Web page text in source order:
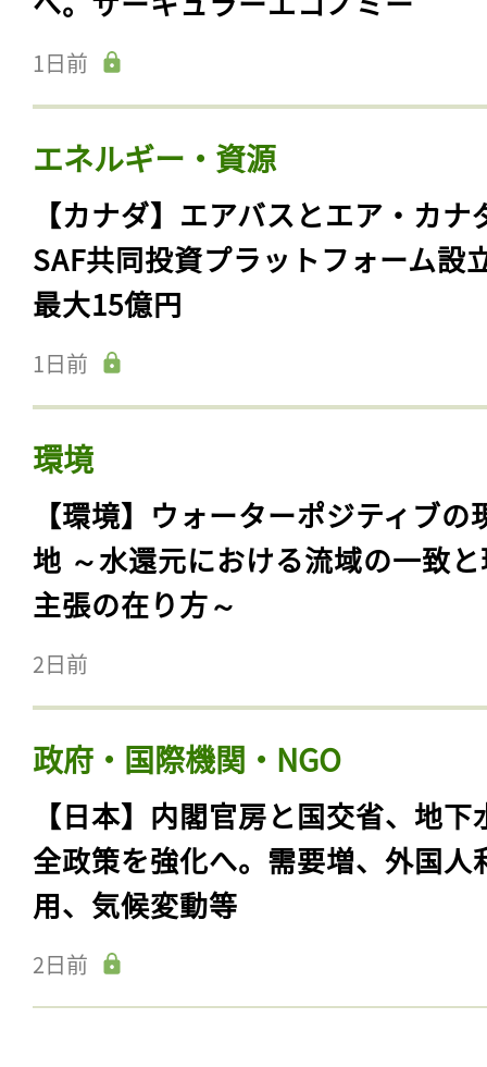
1日前
エネルギー・資源
【カナダ】エアバスとエア・カナ
SAF共同投資プラットフォーム設
最大15億円
1日前
環境
【環境】ウォーターポジティブの
地 ～水還元における流域の一致
主張の在り方～
2日前
政府・国際機関・NGO
【日本】内閣官房と国交省、地下
全政策を強化へ。需要増、外国人
用、気候変動等
2日前